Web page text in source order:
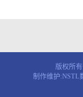
版权所
制作维护:NSTL